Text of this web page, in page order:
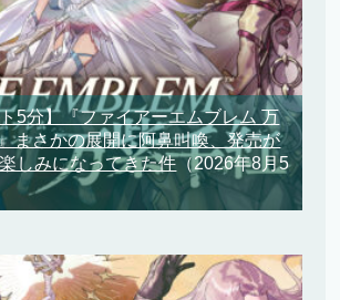
5分】『ファイアーエムブレム 万
まさかの展開に阿鼻叫喚、発売が
しみになってきた件（2026年8月5